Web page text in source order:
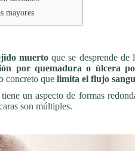
mayores
muertoque se desprende de
por quemadura o úlcera
concreto que limita el flujo
un aspecto de formas
son múltiples.